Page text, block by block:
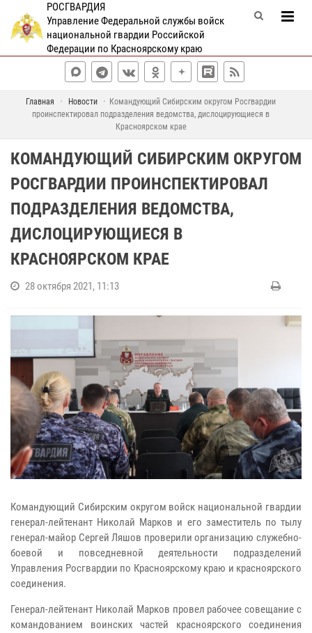
РОСГВАРДИЯ
Управление Федеральной службы войск
национальной гвардии Российской
Федерации по Красноярскому краю
Главная Новости
Командующий Сибирским округом Росгвардии
проинспектировал подразделения ведомства, дислоцирующиеся в
Красноярском крае
КОМАНДУЮЩИЙ СИБИРСКИМ ОКРУГОМ
РОСГВАРДИИ ПРОИНСПЕКТИРОВАЛ
ПОДРАЗДЕЛЕНИЯ ВЕДОМСТВА,
ДИСЛОЦИРУЮЩИЕСЯ В
КРАСНОЯРСКОМ КРАЕ
28 октября 2021, 11:13
Командующий Сибирским округом войск национальной гвардии
генерал-лейтенант Николай Марков и его заместитель по тылу
генерал-майор Сергей Ляшов проверили организацию служебно-
боевой и повседневной деятельности подразделений
Управления Росгвардии по Красноярскому краю и красноярского
соединения.
Генерал-лейтенант Николай Марков провел рабочее совещание с
командованием воинских частей красноярского соединения